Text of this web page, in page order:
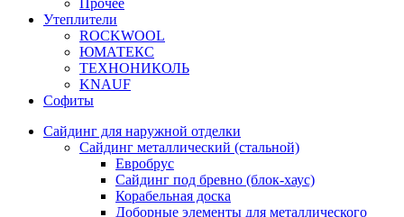
Прочее
Утеплители
ROCKWOOL
ЮМАТЕКС
ТЕХНОНИКОЛЬ
KNAUF
Софиты
Сайдинг для наружной отделки
Сайдинг металлический (стальной)
Евробрус
Сайдинг под бревно (блок-хаус)
Корабельная доска
Доборные элементы для металлического